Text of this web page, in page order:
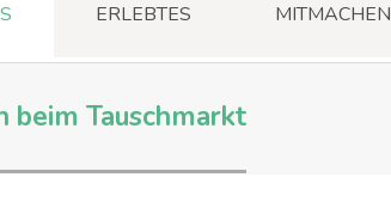
ERLEBTES MITMACHEN
beim Tauschmarkt